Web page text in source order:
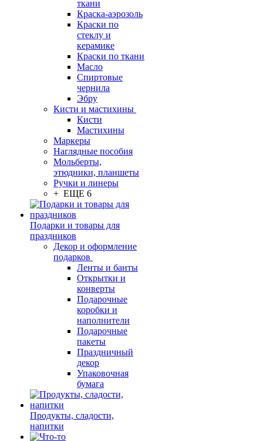
ткани
Краска-аэрозоль
Краски по
стеклу и
керамике
Краски по ткани
Масло
Спиртовые
чернила
Эбру
Кисти и мастихины
Кисти
Мастихины
Маркеры
Наглядные пособия
Мольберты,
этюдники, планшеты
Ручки и линеры
+ ЕЩЕ 6
Подарки и товары для
праздников
Декор и оформление
подарков
Ленты и банты
Открытки и
конверты
Подарочные
коробки и
наполнители
Подарочные
пакеты
Праздничный
декор
Упаковочная
бумага
Продукты, сладости,
напитки